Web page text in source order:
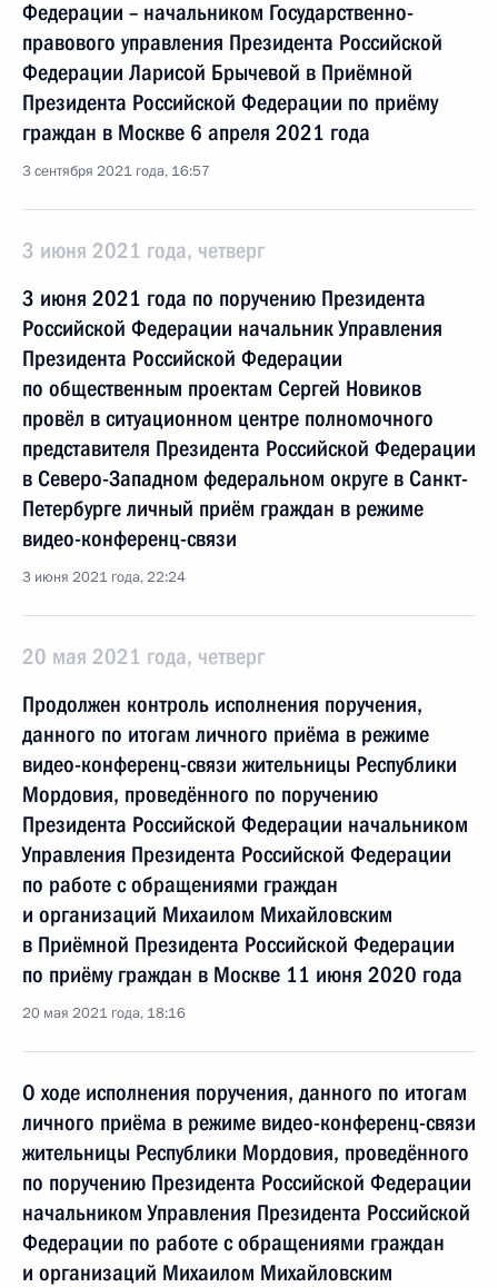
Федерации – начальником Государственно-
правового управления Президента Российской
Федерации Ларисой Брычевой в Приёмной
Президента Российской Федерации по приёму
граждан в Москве 6 апреля 2021 года
3 сентября 2021 года, 16:57
3 июня 2021 года, четверг
3 июня 2021 года по поручению Президента
Российской Федерации начальник Управления
Президента Российской Федерации
по общественным проектам Сергей Новиков
провёл в ситуационном центре полномочного
представителя Президента Российской Федерации
в Северо-Западном федеральном округе в Санкт-
Петербурге личный приём граждан в режиме
видео-конференц-связи
3 июня 2021 года, 22:24
20 мая 2021 года, четверг
Продолжен контроль исполнения поручения,
данного по итогам личного приёма в режиме
видео-конференц-связи жительницы Республики
Мордовия, проведённого по поручению
Президента Российской Федерации начальником
Управления Президента Российской Федерации
по работе с обращениями граждан
и организаций Михаилом Михайловским
в Приёмной Президента Российской Федерации
по приёму граждан в Москве 11 июня 2020 года
20 мая 2021 года, 18:16
О ходе исполнения поручения, данного по итогам
личного приёма в режиме видео-конференц-связи
жительницы Республики Мордовия, проведённого
по поручению Президента Российской Федерации
начальником Управления Президента Российской
Федерации по работе с обращениями граждан
и организаций Михаилом Михайловским